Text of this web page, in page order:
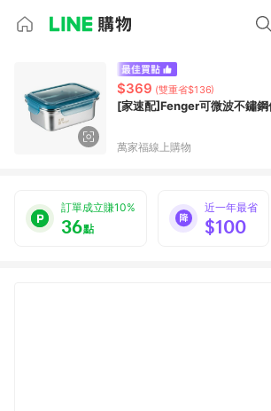
$369 (雙重省$136)
[家速配]Fenger可微波不鏽
萬家福線上購物
訂單成立賺10%
36點
近一年最省
$100